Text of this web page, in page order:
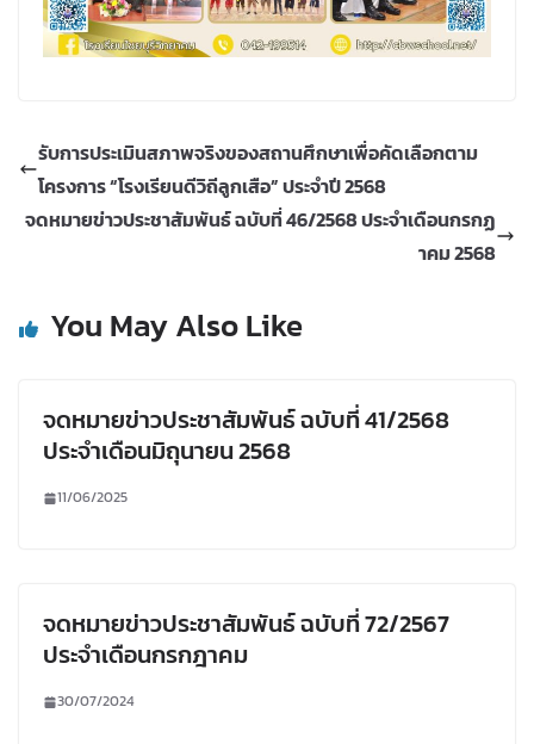
รับการประเมินสภาพจริงของสถานศึกษาเพื่อคัดเลือกตาม
โครงการ “โรงเรียนดีวิถีลูกเสือ” ประจำปี 2568
จดหมายข่าวประชาสัมพันธ์ ฉบับที่ 46/2568 ประจำเดือนกรกฏ
าคม 2568
You May Also Like
จดหมายข่าวประชาสัมพันธ์ ฉบับที่ 41/2568
ประจำเดือนมิถุนายน 2568
11/06/2025
จดหมายข่าวประชาสัมพันธ์ ฉบับที่ 72/2567
ประจำเดือนกรกฎาคม
30/07/2024